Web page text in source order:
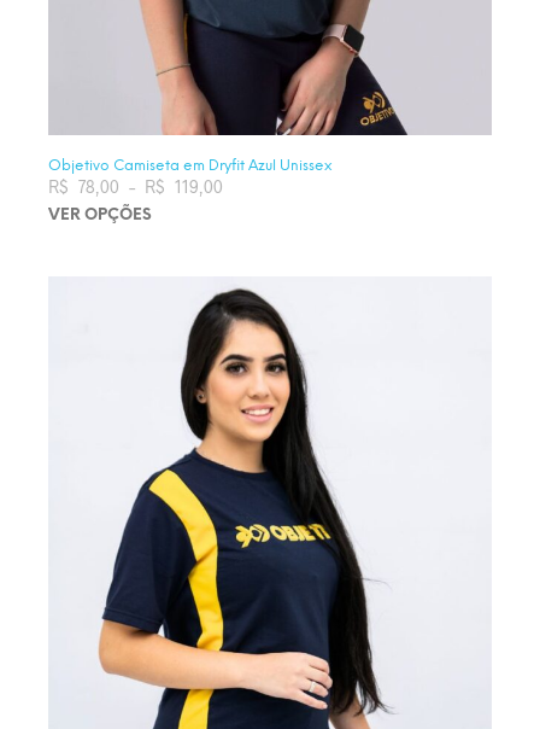
Objetivo Camiseta em Dryfit Azul Unissex
R$ 78,00 – R$ 119,00Faixa de preço: R$ 78,00 através
R$ 119,00
VER OPÇÕES